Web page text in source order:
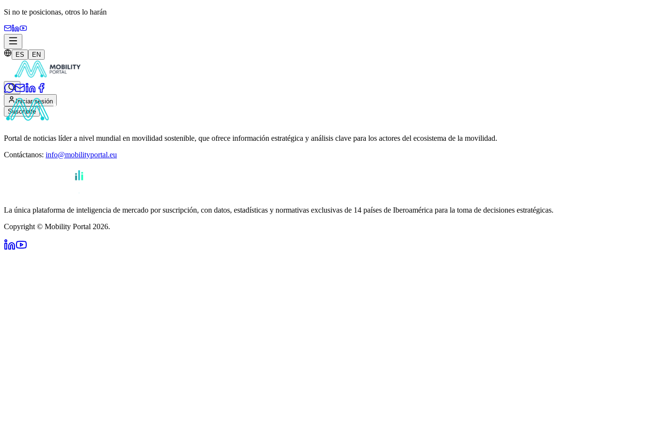
Si no te posicionas, otros lo harán
ES EN
Iniciar sesión
Suscribite
Portal de noticias líder a nivel mundial en movilidad sostenible, que ofrece información estratégica y análisis clave para los actores del ecosistema de la movilidad.
Contáctanos: info@mobilityportal.eu
La única plataforma de inteligencia de mercado por suscripción, con datos, estadísticas y normativas exclusivas de 14 países de Iberoamérica para la toma de decisiones estratégicas.
Copyright © Mobility Portal 2026.